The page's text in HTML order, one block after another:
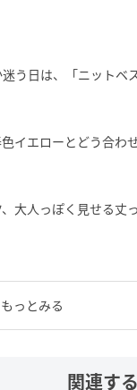
う日は、「ニットベ
イエローとどう合わ
大人っぽく見せる丈
っとみる
関連す